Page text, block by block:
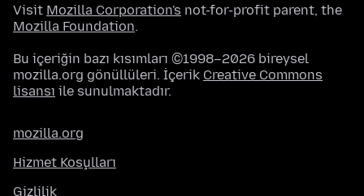
Visit Mozilla Corporation's not-for-profit parent, the
Mozilla Foundation.
Bu içeriğin bazı kısımları ©1998–2026 bireysel
mozilla.org gönüllüleri. İçerik Creative Commons
lisansı ile sunulmaktadır.
mozilla.org
Hizmet Koşulları
Gizlilik